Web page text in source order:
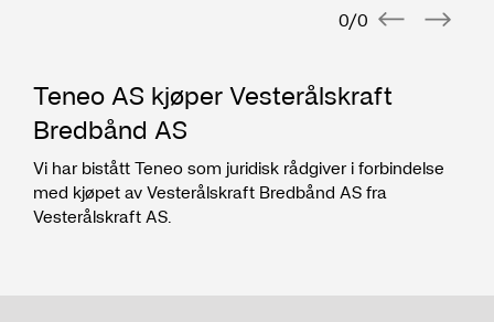
Arntzen
Trainee
2022
Arntzen de Besche
Oppgaveskriver
0/0
Teneo AS kjøper Vesterålskraft
Bredbånd AS
Vi har bistått Teneo som juridisk rådgiver i forbindelse
med kjøpet av Vesterålskraft Bredbånd AS fra
Vesterålskraft AS.